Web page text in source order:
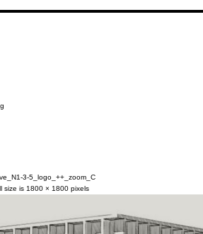
3-5_logo_++_zoom_C
size is 1800 × 1800 pixels